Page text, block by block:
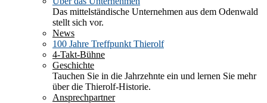
Das mittelständische Unternehmen aus dem Odenwald
stellt sich vor.
News
100 Jahre Treffpunkt Thierolf
4-Takt-Bühne
Geschichte
Tauchen Sie in die Jahrzehnte ein und lernen Sie mehr
über die Thierolf-Historie.
Ansprechpartner